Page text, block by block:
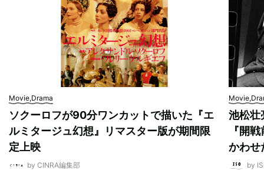
Movie,Drama
ソクーロフが90分ワンカットで描いた『エ
ルミタージュ幻想』リマスター版が期間限
定上映
by CINRA編集部
池松壮
『開
かわせ
by